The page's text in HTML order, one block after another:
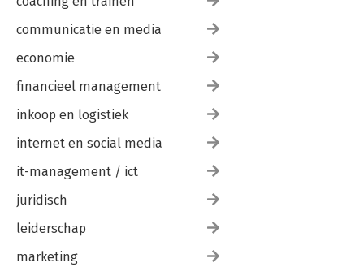
communicatie en media
economie
financieel management
inkoop en logistiek
internet en social media
it-management / ict
juridisch
leiderschap
marketing